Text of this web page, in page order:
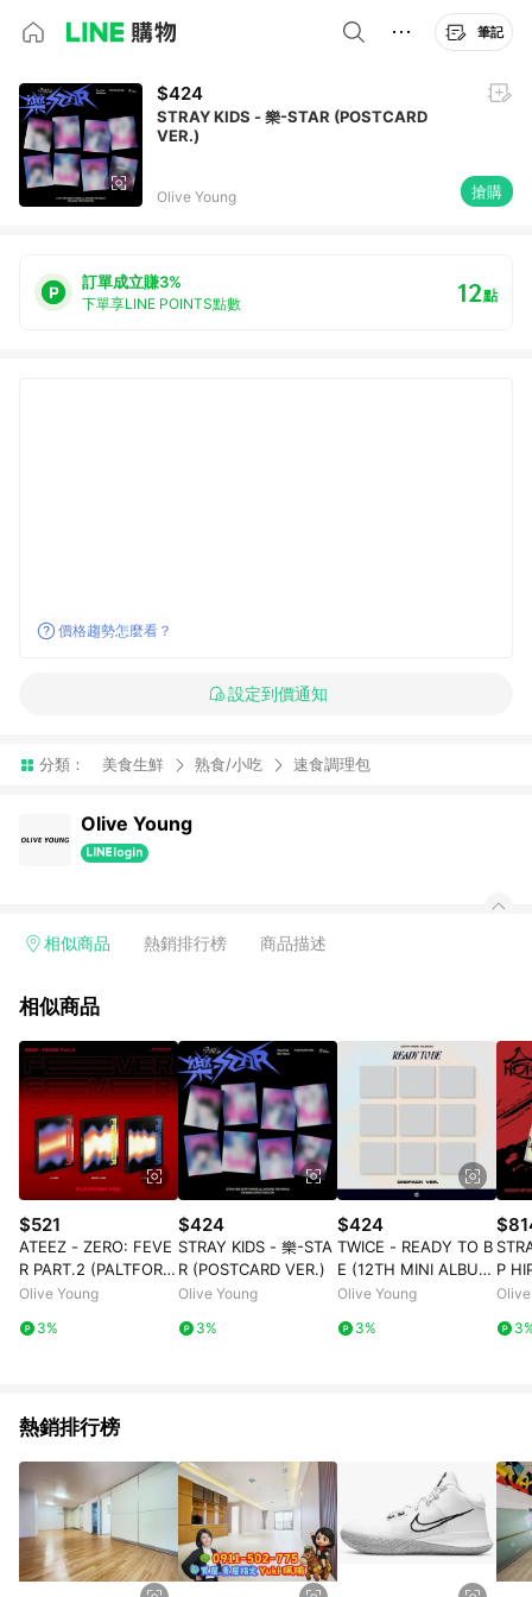
筆記
$424
STRAY KIDS - 樂-STAR (POSTCARD
VER.)
Olive Young 搶購
訂單成立賺3%
下單享LINE POINTS點數 12點
價格趨勢怎麼看？
設定到價通知
分類： 美食生鮮 熟食/小吃 速食調理包
Olive Young
相似商品 熱銷排行榜 商品描述
相似商品
$521
ATEEZ - ZERO: FEVE
R PART.2 (PALTFORM
VER.)
Olive Young
3%
$424
STRAY KIDS - 樂-STA
R (POSTCARD VER.)
Olive Young
3%
$424
TWICE - READY TO B
E (12TH MINI ALBU
M) DIGIPACK VER.
Olive Young
3%
P
熱銷排行榜